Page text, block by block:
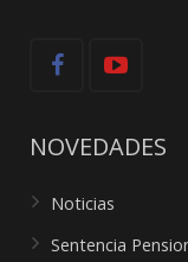
NOVEDADES
Noticias
Sentencia